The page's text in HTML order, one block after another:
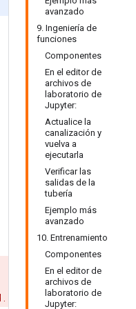
avanzado
9. Ingeniería de
funciones
Componentes
En el editor de
archivos de
laboratorio de
Jupyter:
Actualice la
canalización y
vuelva a
ejecutarla
Verificar las
salidas de la
tubería
Ejemplo más
avanzado
10. Entrenamiento
Componentes
En el editor de
archivos de
laboratorio de
Jupyter: